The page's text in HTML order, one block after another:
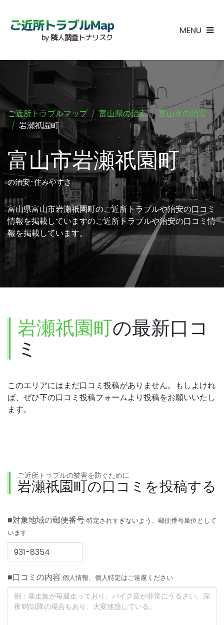
MENU
ご近所トラブルマップ 富山県の治安
富山市の治安
岩瀬祇園町
富山市岩瀬祇園町
の治安･住みやすさ
富山県富山市岩瀬祇園町のご近所トラブルや治安の口コミ
情報を掲載していますのご近所トラブルや治安の口コミ情
報を掲載しています。
岩瀬祇園町の最新口コ
ミ
このエリアにはまだ口コミ投稿がありません。もしよけれ
ば、ぜひ下の口コミ投稿フォームより投稿をお願いいたし
ます。
ご近所トラブルの被害を防ぐために
岩瀬祇園町の口コミを投稿する
■対象地域の郵便番号 特定されすぎないよう、郵便番号単位として
います
■口コミの内容 個人情報、個人特定はご遠慮ください